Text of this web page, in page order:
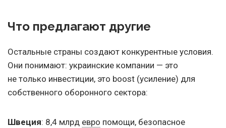
Что предлагают другие
Остальные страны создают конкурентные условия.
Они понимают: украинские компании — это
не только инвестиции, это boost (усиление) для
собственного оборонного сектора:
Швеция: 8,4 млрд евро помощи, безопасное